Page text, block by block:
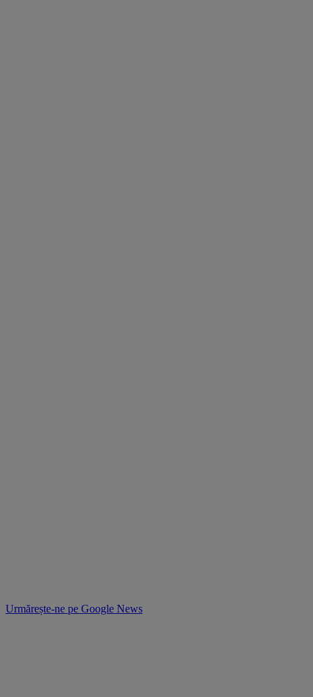
Urmărește-ne pe Google News